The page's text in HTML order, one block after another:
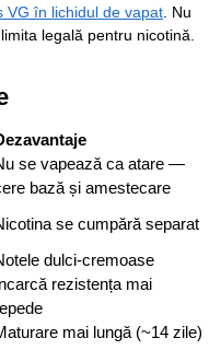
VG în lichidul de vapat. Nu
legală pentru nicotină.
se vapează ca atare —
bază și amestecare
se cumpără separat
dulci-cremoase
rezistența mai
mai lungă (~14 zile)